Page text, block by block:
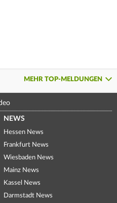
MEHR TOP-MELDUNGEN
NEWS
Hessen News
Frankfurt News
Wiesbaden News
Mainz News
Kassel News
Darmstadt News